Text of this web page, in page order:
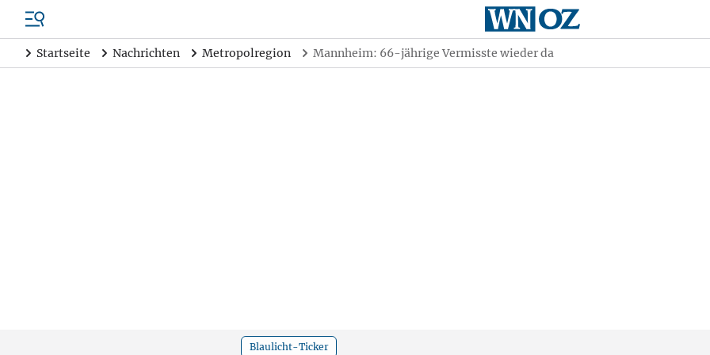
Startseite Nachrichten Metropolregion Mannheim: 66-jährige Vermisste wieder da
Blaulicht-Ticker